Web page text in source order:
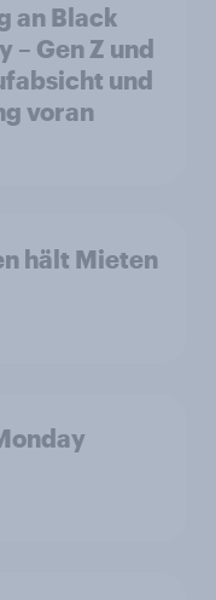
an Black
– Gen Z und
und
voran
hält Mieten